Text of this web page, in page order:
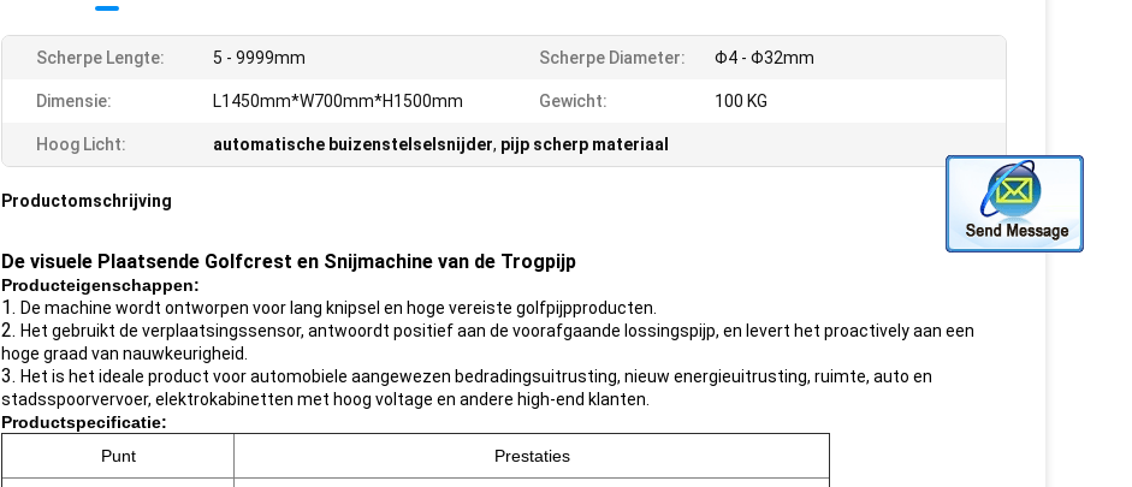
Scherpe Lengte: 5 - 9999mm Scherpe Diameter: Φ4 - Φ32mm
Dimensie: L1450mm*W700mm*H1500mm Gewicht: 100 KG
Hoog Licht: automatische buizenstelselsnijder, pijp scherp materiaal
Productomschrijving
De visuele Plaatsende Golfcrest en Snijmachine van de Trogpijp
Producteigenschappen:
1. De machine wordt ontworpen voor lang knipsel en hoge vereiste golfpijpproducten.
2. Het gebruikt de verplaatsingssensor, antwoordt positief aan de voorafgaande lossingspijp, en levert het proactively aan een
hoge graad van nauwkeurigheid.
3. Het is het ideale product voor automobiele aangewezen bedradingsuitrusting, nieuw energieuitrusting, ruimte, auto en
stadsspoorvervoer, elektrokabinetten met hoog voltage en andere high-end klanten.
Productspecificatie:
Punt
Prestaties